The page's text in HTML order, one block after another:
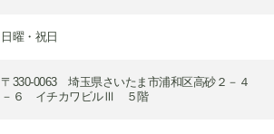
日曜・祝日
〒330-0063 埼玉県さいたま市浦和区高砂２－４
－６ イチカワビルⅢ ５階